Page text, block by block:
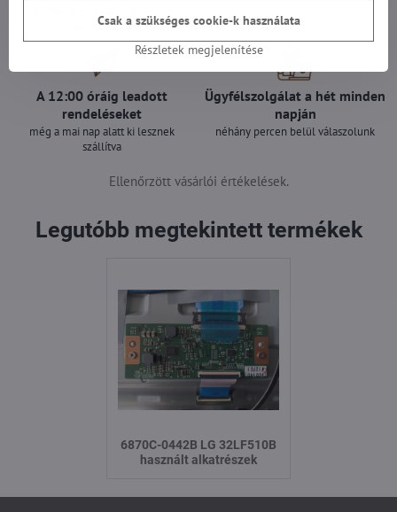
garantálunk
A 12:00 óráig leadott
rendeléseket
még a mai nap alatt ki lesznek
szállítva
Ügyfélszolgálat a hét minden
napján
néhány percen belül válaszolunk
Ellenőrzött vásárlói értékelések.
Legutóbb megtekintett termékek
6870C-0442B LG 32LF510B
használt alkatrészek
Részletek megjelenítése
Csak a szükséges cookie-k használata